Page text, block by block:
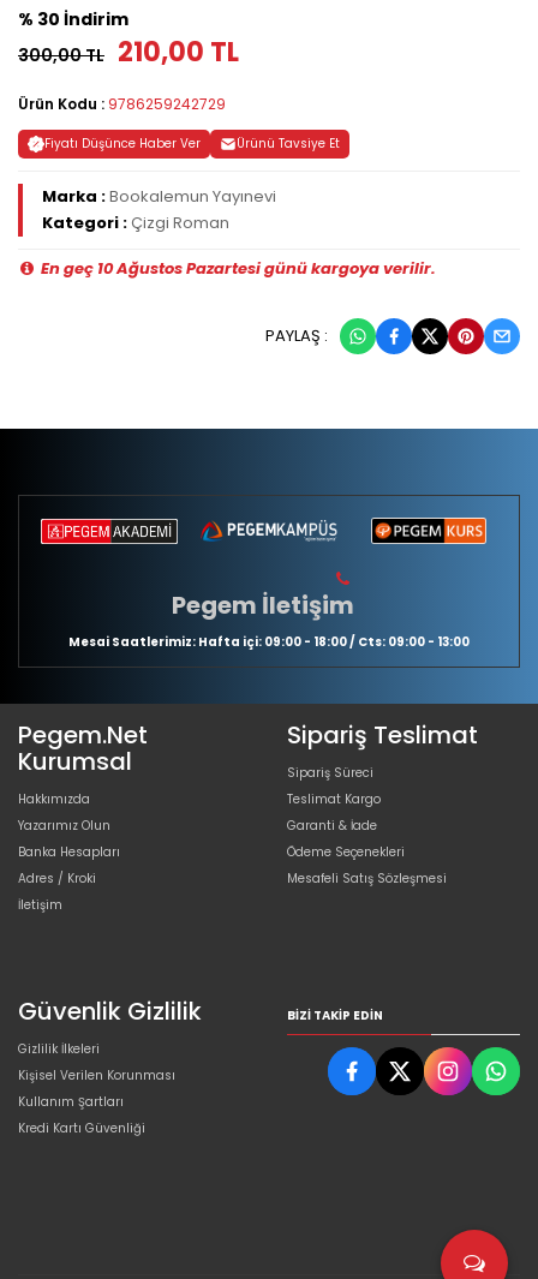
% 30 İndirim
300,00 TL 210,00 TL
Ürün Kodu : 9786259242729
Fiyatı Düşünce Haber Ver Ürünü Tavsiye Et
Marka :Bookalemun Yayınevi
Kategori :Çizgi Roman
En geç 10 Ağustos Pazartesi günü kargoya verilir.
PAYLAŞ :
Pegem İletişim
Mesai Saatlerimiz: Hafta içi: 09:00 - 18:00 / Cts: 09:00 - 13:00
Pegem.Net
Kurumsal
Hakkımızda
Yazarımız Olun
Banka Hesapları
Adres / Kroki
İletişim
Sipariş Teslimat
Sipariş Süreci
Teslimat Kargo
Garanti & İade
Ödeme Seçenekleri
Mesafeli Satış Sözleşmesi
Güvenlik Gizlilik
Gizlilik İlkeleri
Kişisel Verilen Korunması
Kullanım Şartları
Kredi Kartı Güvenliği
BIZI TAKIP EDIN